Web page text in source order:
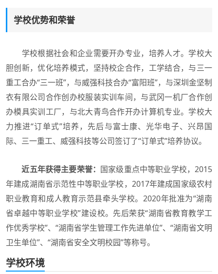
学校优势和荣誉
学校根据社会和企业需要开办专业，培养人才。学校大
胆创新，优化培养模式，坚持校企合作，工学结合，与三一
重工合办“三一班”，与威强科技合办“富阳班”，与深圳金坚制
衣有限公司合作创办校服装实训车间，与武冈一机厂合作创
办模具实训工厂，与北大青鸟合作开办计算机专业。学校大
力推进“订单式”培养，先后与富士康、光华电子、兴昂国
际、三一重工、威强科技等公司签订了“订单式”培养协议。
近五年获得主要荣誉： 国家级重点中等职业学校，2015
年建成湖南省示范性中等职业学校，2017年建成国家级农村
职业教育和成人教育示范县牵头学校。2020年批准为“湖南
省卓越中等职业学校”建设校。先后荣获“湖南省教育教学工
作优秀学校”、“湖南省学生管理工作先进单位”、“湖南省文明
卫生单位”、“湖南省安全文明校园”等称号。
学校环境